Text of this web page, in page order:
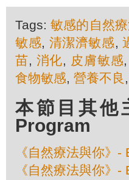
Tags:敏感的自然
敏感, 清潔濟敏感,
苗, 消化, 皮膚敏感
食物敏感, 營養不良 ,
本節目其他
Program
《自然療法與你》
《自然療法與你》